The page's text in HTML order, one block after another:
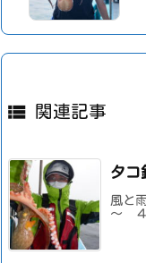
 関連記事
タコ
風と
～